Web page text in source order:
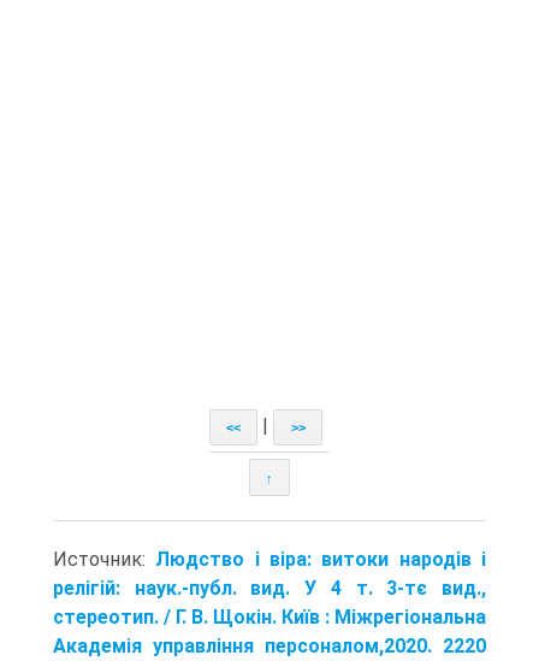
<< >>
↑
Источник: Людство і віра: витоки народів і
релігій: наук.-публ. вид. У 4 т. 3-тє вид.,
стереотип. / Г. В. Щокін. Київ : Міжрегіональна
Академія управління персоналом,2020. 2220